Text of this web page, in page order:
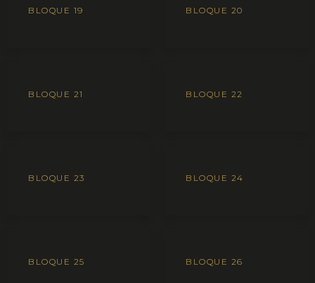
BLOQUE 19 BLOQUE 20
BLOQUE 21 BLOQUE 22
BLOQUE 23 BLOQUE 24
BLOQUE 25 BLOQUE 26